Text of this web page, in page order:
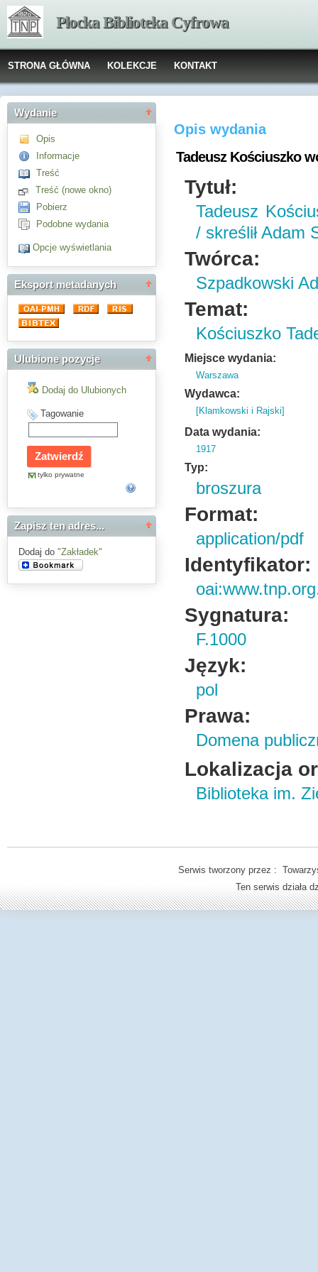
Płocka Biblioteka Cyfrowa
STRONA GŁÓWNA KOLEKCJE KONTAKT
Wydanie
Opis
Informacje
Treść
Treść (nowe okno)
Pobierz
Podobne wydania
Opcje wyświetlania
Eksport metadanych
Ulubione pozycje
Dodaj do Ulubionych
Tagowanie
tylko prywatne
Zapisz ten adres...
Dodaj do "Zakładek"
Opis wydania
Tadeusz Kościuszko
Tytuł:
Tadeusz
/ skreślił Adam
Twórca:
Szpadkowski
Temat:
Kościuszko
Miejsce wydania:
Warszawa
Wydawca:
[Klamkowski i Rajski]
Data wydania:
1917
Typ:
broszura
Format:
application/pdf
Identyfikator:
Sygnatura:
F.1000
Język:
pol
Prawa:
Domena
Lokalizacja
Biblioteka im.
Serwis tworzony przez :
Ten serwis działa